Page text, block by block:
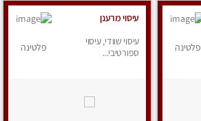
פלטינה
עיסוי מרענן
עיסוי שוודי, עיסוי
ספורטיבי...
פלטינה